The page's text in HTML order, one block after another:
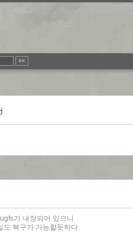
가 내장되어 있으니
도 복구가 가능할듯하다.